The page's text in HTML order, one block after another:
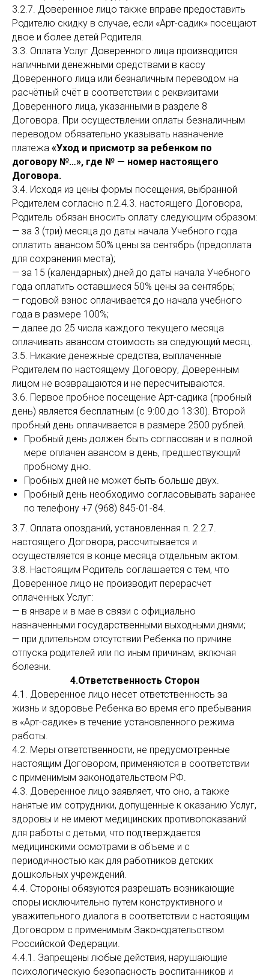
3.2.7. Доверенное лицо также вправе предоставить
Родителю скидку в случае, если «Арт-садик» посещают
двое и более детей Родителя.
3.3. Оплата Услуг Доверенного лица производится
наличными денежными средствами в кассу
Доверенного лица или безналичным переводом на
расчётный счёт в соответствии с реквизитами
Доверенного лица, указанными в разделе 8
Договора. При осуществлении оплаты безналичным
переводом обязательно указывать назначение
платежа «Уход и присмотр за ребенком по
договору №…», где № — номер настоящего
Договора.
3.4. Исходя из цены формы посещения, выбранной
Родителем согласно п.2.4.3. настоящего Договора,
Родитель обязан вносить оплату следующим образом:
— за 3 (три) месяца до даты начала Учебного года
оплатить авансом 50% цены за сентябрь (предоплата
для сохранения места);
— за 15 (календарных) дней до даты начала Учебного
года оплатить оставшиеся 50% цены за сентябрь;
— годовой взнос оплачивается до начала учебного
года в размере 100%;
— далее до 25 числа каждого текущего месяца
оплачивать авансом стоимость за следующий месяц.
3.5. Никакие денежные средства, выплаченные
Родителем по настоящему Договору, Доверенным
лицом не возвращаются и не пересчитываются.
3.6. Первое пробное посещение Арт-садика (пробный
день) является бесплатным (с 9:00 до 13:30). Второй
пробный день оплачивается в размере 2500 рублей.
Пробный день должен быть согласован и в полной
мере оплачен авансом в день, предшествующий
пробному дню.
Пробных дней не может быть больше двух.
Пробный день необходимо согласовывать заранее
по телефону +7 (968) 845-01-84.
3.7. Оплата опозданий, установленная п. 2.2.7.
настоящего Договора, рассчитывается и
осуществляется в конце месяца отдельным актом.
3.8. Настоящим Родитель соглашается с тем, что
Доверенное лицо не производит перерасчет
оплаченных Услуг:
— в январе и в мае в связи с официально
назначенными государственными выходными днями;
— при длительном отсутствии Ребенка по причине
отпуска родителей или по иным причинам, включая
болезни.
4.Ответственность Сторон
4.1. Доверенное лицо несет ответственность за
жизнь и здоровье Ребенка во время его пребывания
в «Арт-садике» в течение установленного режима
работы.
4.2. Меры ответственности, не предусмотренные
настоящим Договором, применяются в соответствии
с применимым законодательством РФ.
4.3. Доверенное лицо заявляет, что оно, а также
нанятые им сотрудники, допущенные к оказанию Услуг,
здоровы и не имеют медицинских противопоказаний
для работы с детьми, что подтверждается
медицинскими осмотрами в объеме и с
периодичностью как для работников детских
дошкольных учреждений.
4.4. Стороны обязуются разрешать возникающие
споры исключительно путем конструктивного и
уважительного диалога в соответствии с настоящим
Договором с применимым Законодательством
Российской Федерации.
4.4.1. Запрещены любые действия, нарушающие
психологическую безопасность воспитанников и